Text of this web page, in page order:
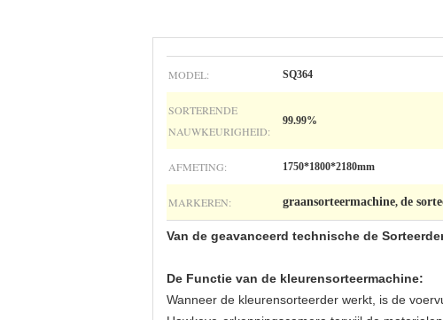
MODEL: SQ364
SORTERENDE
NAUWKEURIGHEID:
99.99%
AFMETING: 1750*1800*2180mm
MARKEREN: graansorteermachine, de
Van de geavanceerd technische de
De Functie van de kleurensorteermachine:
Wanneer de kleurensorteerder werkt, is de